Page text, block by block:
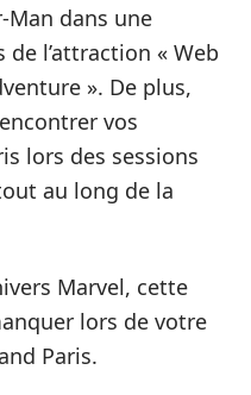
Man dans une
l’attraction « Web
». De plus,
vos
lors des sessions
au long de la
Marvel, cette
lors de votre
Paris.